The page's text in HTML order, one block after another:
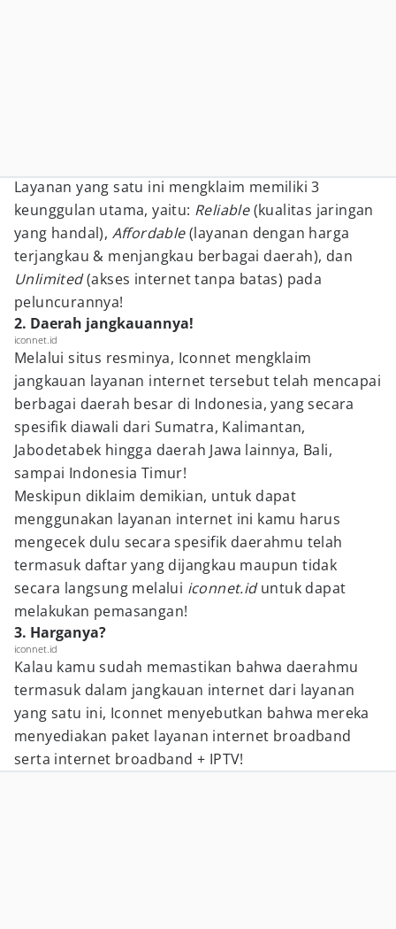
Layanan yang satu ini mengklaim memiliki 3
keunggulan utama, yaitu: Reliable(kualitas jaringan
yang handal), Affordable(layanan dengan harga
terjangkau & menjangkau berbagai daerah), dan
Unlimited(akses internet tanpa batas) pada
peluncurannya!
2. Daerah jangkauannya!
iconnet.id
Melalui situs resminya, Iconnet mengklaim
jangkauan layanan internet tersebut telah mencapai
berbagai daerah besar di Indonesia, yang secara
spesifik diawali dari Sumatra, Kalimantan,
Jabodetabek hingga daerah Jawa lainnya, Bali,
sampai Indonesia Timur!
Meskipun diklaim demikian, untuk dapat
menggunakan layanan internet ini kamu harus
mengecek dulu secara spesifik daerahmu telah
termasuk daftar yang dijangkau maupun tidak
secara langsung melalui iconnet.iduntuk dapat
melakukan pemasangan!
3. Harganya?
iconnet.id
Kalau kamu sudah memastikan bahwa daerahmu
termasuk dalam jangkauan internet dari layanan
yang satu ini, Iconnet menyebutkan bahwa mereka
menyediakan paket layanan internet broadband
serta internet broadband + IPTV!